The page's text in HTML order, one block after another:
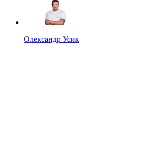
Олександр Усик